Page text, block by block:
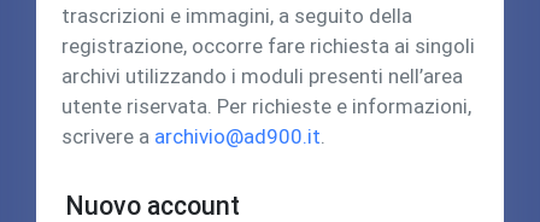
trascrizioni e immagini, a seguito della
registrazione, occorre fare richiesta ai singoli
archivi utilizzando i moduli presenti nell’area
utente riservata. Per richieste e informazioni,
scrivere a archivio@ad900.it.
Nuovo account